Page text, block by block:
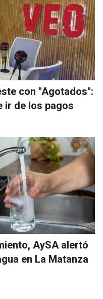
con "Agotados":
ir de los pagos
AySA alertó
en La Matanza